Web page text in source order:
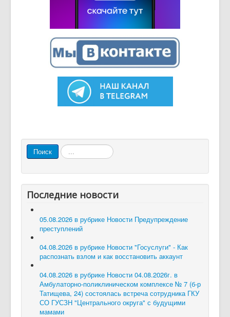
Поиск Искать...
Последние новости
05.08.2026 в рубрике Новости Предупреждение
преступлений
04.08.2026 в рубрике Новости "Госуслуги" - Как
распознать взлом и как восстановить аккаунт
04.08.2026 в рубрике Новости 04.08.2026г. в
Амбулаторно-поликлиническом комплексе № 7 (б-р
Татищева, 24) состоялась встреча сотрудника ГКУ
СО ГУСЗН "Центрального округа" с будущими
мамами